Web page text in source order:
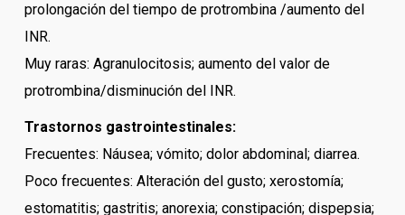
prolongación del tiempo de protrombina /aumento del
INR.
Muy raras: Agranulocitosis; aumento del valor de
protrombina/disminución del INR.
Trastornos gastrointestinales:
Frecuentes: Náusea; vómito; dolor abdominal; diarrea.
Poco frecuentes: Alteración del gusto; xerostomía;
estomatitis; gastritis; anorexia; constipación; dispepsia;